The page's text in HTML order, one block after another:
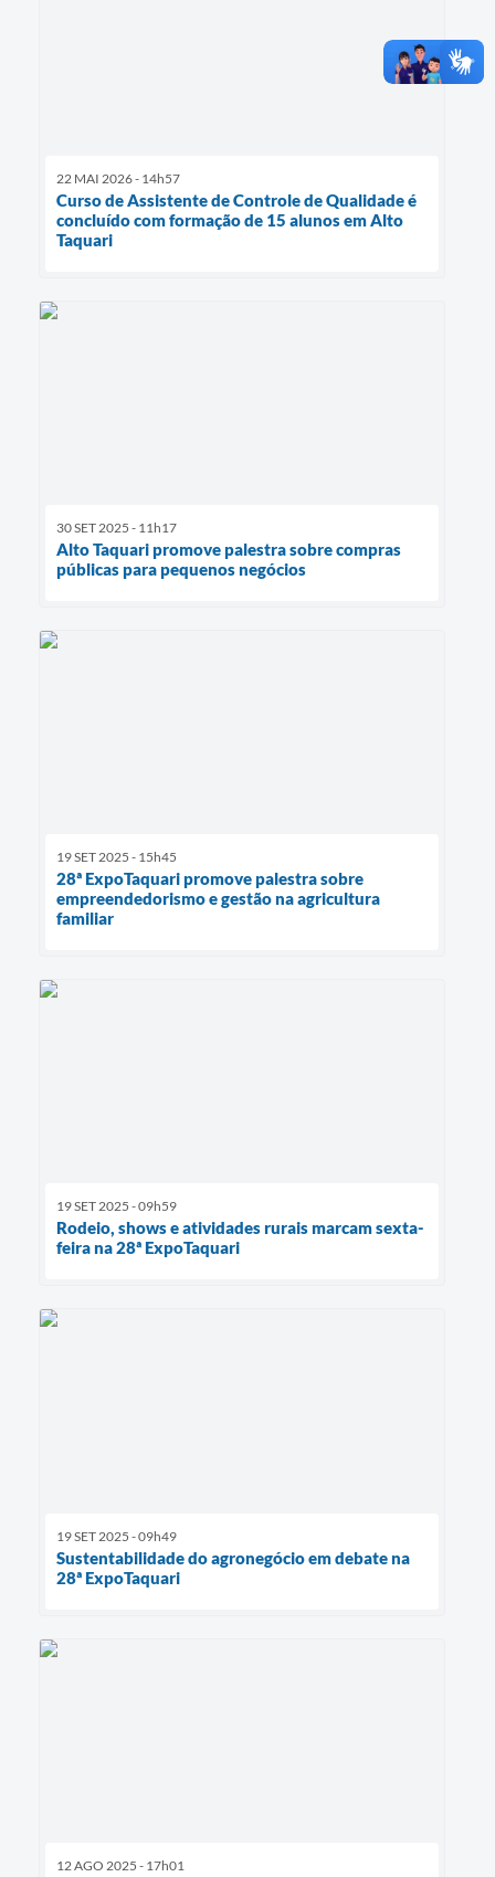
22 MAI 2026 - 14h57
Curso de Assistente de Controle de Qualidade é
concluído com formação de 15 alunos em Alto
Taquari
30 SET 2025 - 11h17
Alto Taquari promove palestra sobre compras
públicas para pequenos negócios
19 SET 2025 - 15h45
28ª ExpoTaquari promove palestra sobre
empreendedorismo e gestão na agricultura
familiar
19 SET 2025 - 09h59
Rodeio, shows e atividades rurais marcam sexta-
feira na 28ª ExpoTaquari
19 SET 2025 - 09h49
Sustentabilidade do agronegócio em debate na
28ª ExpoTaquari
12 AGO 2025 - 17h01